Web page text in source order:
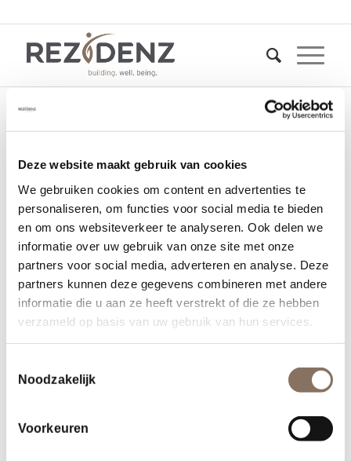
Deze website maakt gebruik van cookies
We gebruiken cookies om content en advertenties te
personaliseren, om functies voor social media te bieden
en om ons websiteverkeer te analyseren. Ook delen we
informatie over uw gebruik van onze site met onze
partners voor social media, adverteren en analyse. Deze
partners kunnen deze gegevens combineren met andere
informatie die u aan ze heeft verstrekt of die ze hebben
verzameld op basis van uw gebruik van hun services.
Noodzakelijk
Voorkeuren
bestemmingsplan-
theresiakwartier-4
26 april 2022